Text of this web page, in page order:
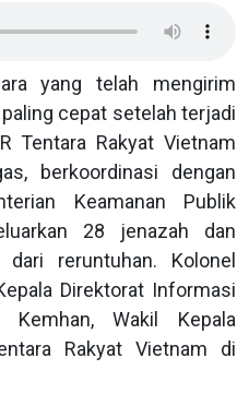
yang telah mengirim
cepat setelah terjadi
Tentara Rakyat Vietnam
berkoordinasi dengan
Keamanan Publik
28 jenazah dan
dari reruntuhan. Kolonel
Direktorat Informasi
Kemhan, Wakil Kepala
Rakyat Vietnam di